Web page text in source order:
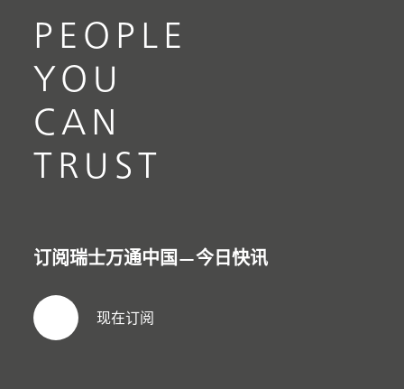
PEOPLE
YOU
CAN
TRUST
订阅瑞士万通中国—今日快讯
现在订阅